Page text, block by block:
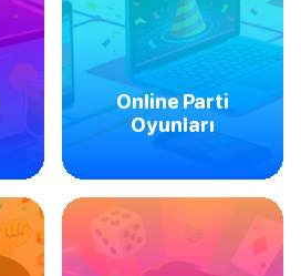
Online Parti
Oyunları